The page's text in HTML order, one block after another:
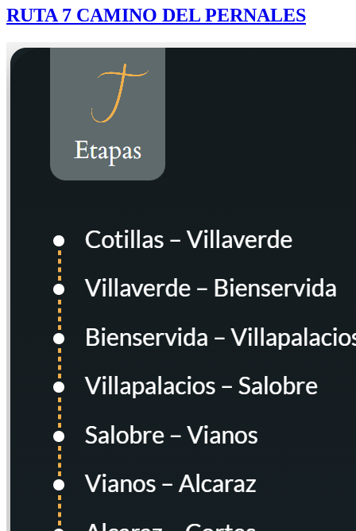
RUTA 7 CAMINO DEL PERNALES